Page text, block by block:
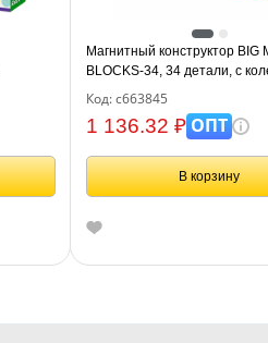
Магнитный конструктор BIG
BLOCKS-34, 34 детали, с
базой, BRAUBERG KIDS,
Код: с663845
1 136.32 ₽ОПТ
В корзину